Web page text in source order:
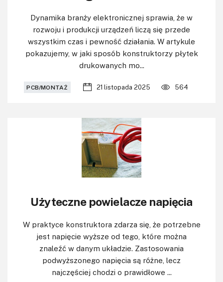
Dynamika branży elektronicznej sprawia, że w
rozwoju i produkcji urządzeń liczą się przede
wszystkim czas i pewność działania. W artykule
pokazujemy, w jaki sposób konstruktorzy płytek
drukowanych mo...
PCB/MONTAŻ 21 listopada 2025 564
Użyteczne powielacze napięcia
W praktyce konstruktora zdarza się, że potrzebne
jest napięcie wyższe od tego, które można
znaleźć w danym układzie. Zastosowania
podwyższonego napięcia są różne, lecz
najczęściej chodzi o prawidłowe ...